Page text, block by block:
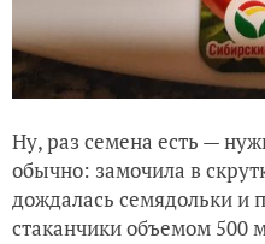
Ну, раз семена есть —
обычно: замочила в
дождалась семядольки и
стаканчики объемом 500